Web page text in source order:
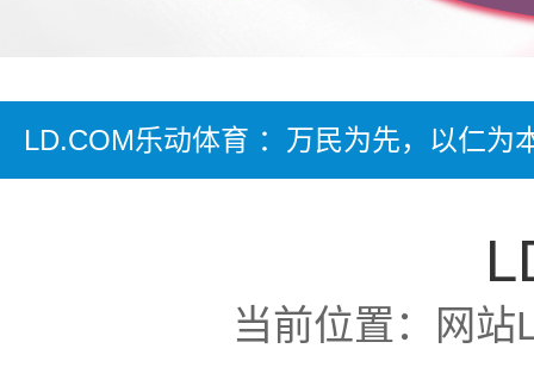
LD.COM乐动体育 ：万民为先，以仁为
当前位置： 网站